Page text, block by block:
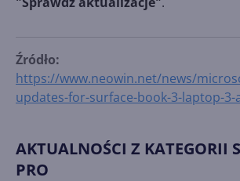
Źródło:
https://www.neowin.net/news/
updates-for-surface-book-3-laptop-
AKTUALNOŚCI Z KATEGORII
PRO